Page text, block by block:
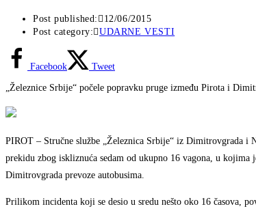
Post published:
12/06/2015
Post category:
UDARNE VESTI
Facebook Tweet
„Železnice Srbije“ počele popravku pruge između Pirota i
PIROT – Stručne službe „Železnica Srbije“ iz Dimitrovgrada i
prekidu zbog iskliznuća sedam od ukupno 16 vagona, u
Dimitrovgrada prevoze autobusima.
Prilikom incidenta koji se desio u sredu nešto oko 16 časova,